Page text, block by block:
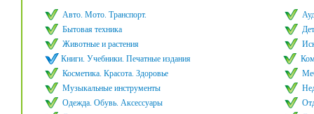
Авто. Мото. Транспорт.
Бытовая техника
Животные и растения
Книги. Учебники. Печатные издания
Косметика. Красота. Здоровье
Музыкальные инструменты
Одежда. Обувь. Аксессуары